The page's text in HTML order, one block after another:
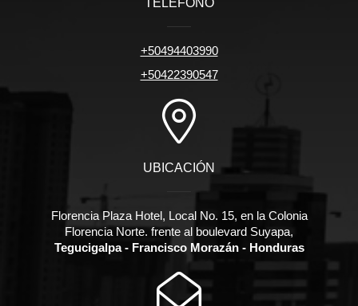
+50494403990
+50422390547
UBICACIÓN
Florencia Plaza Hotel, Local No. 15, en la Colonia
Florencia Norte. frente al boulevard Suyapa,
Tegucigalpa - Francisco Morazán - Honduras